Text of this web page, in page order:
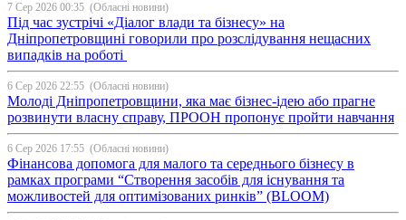
7 Сер 2026 00:35 (Обласні новини)
Під час зустрічі «Діалог влади та бізнесу» на
Дніпропетровщині говорили про розслідування нещасних
випадків на роботі
6 Сер 2026 22:55 (Обласні новини)
Молоді Дніпропетровщини, яка має бізнес-ідею або прагне
розвинути власну справу, ПРООН пропонує пройти навчання
6 Сер 2026 17:55 (Обласні новини)
Фінансова допомога для малого та середнього бізнесу в
рамках програми “Створення засобів для існування та
можливостей для оптимізованих ринків” (BLOOM)